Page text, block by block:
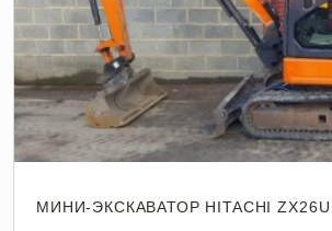
МИНИ-ЭКСКАВАТОР HITACHI ZX26U